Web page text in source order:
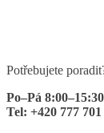
Tel: +420 777 701
0 ks za0